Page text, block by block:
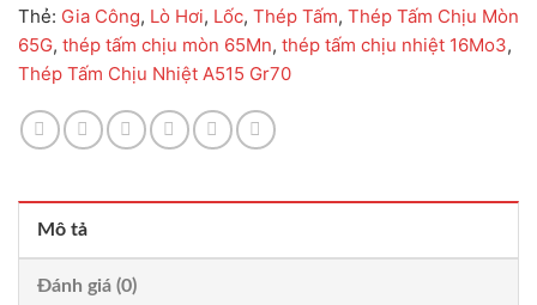
Thẻ: Gia Công, Lò Hơi, Lốc, Thép Tấm, Thép Tấm Chịu Mòn
65G, thép tấm chịu mòn 65Mn, thép tấm chịu nhiệt 16Mo3,
Thép Tấm Chịu Nhiệt A515 Gr70
Mô tả
Đánh giá (0)